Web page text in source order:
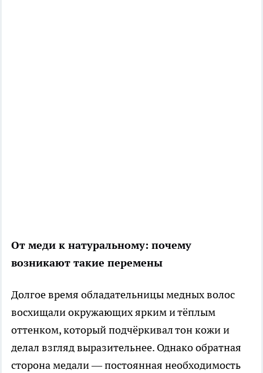
От меди к натуральному: почему
возникают такие перемены
Долгое время обладательницы медных волос
восхищали окружающих ярким и тёплым
оттенком, который подчёркивал тон кожи и
делал взгляд выразительнее. Однако обратная
сторона медали — постоянная необходимость